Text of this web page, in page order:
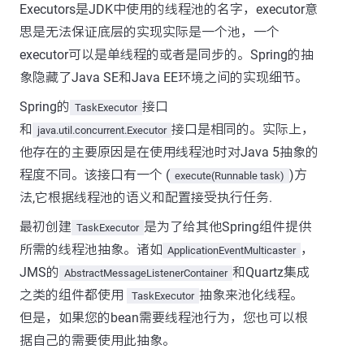
Executors是JDK中使用的线程池的名字，executor意
思是无法保证底层的实现实际是一个池，一个
executor可以是单线程的或者是同步的。Spring的抽
象隐藏了Java SE和Java EE环境之间的实现细节。
Spring的 TaskExecutor 接口
和 java.util.concurrent.Executor 接口是相同的。实际上，
他存在的主要原因是在使用线程池时对Java 5抽象的
程度不同。该接口有一个 ( execute(Runnable task) )方
法,它根据线程池的语义和配置接受执行任务.
最初创建 TaskExecutor 是为了给其他Spring组件提供
所需的线程池抽象。诸如 ApplicationEventMulticaster ，
JMS的 AbstractMessageListenerContainer 和Quartz集成
之类的组件都使用
TaskExecutor 抽象来池化线程。
但是，如果您的bean需要线程池行为，您也可以根
据自己的需要使用此抽象。